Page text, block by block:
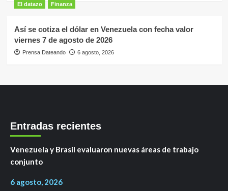
El datazo Finanza
Así se cotiza el dólar en Venezuela con fecha valor
viernes 7 de agosto de 2026
Prensa Dateando 6 agosto, 2026
Entradas recientes
Venezuela y Brasil evaluaron nuevas áreas de trabajo
conjunto
6 agosto, 2026